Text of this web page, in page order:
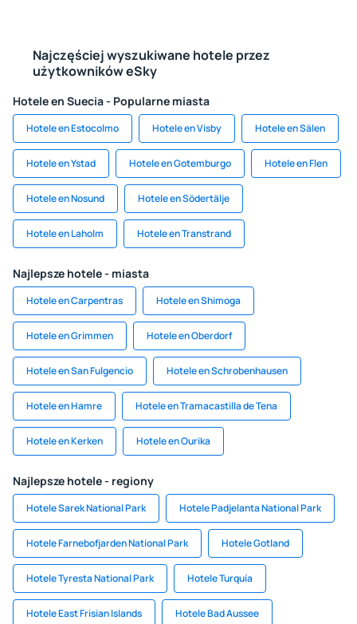
Najczęściej wyszukiwane hotele przez
użytkowników eSky
Hotele en Suecia - Popularne miasta
Hotele en Estocolmo Hotele en Visby Hotele en Sälen
Hotele en Ystad Hotele en Gotemburgo Hotele en Flen
Hotele en Nosund Hotele en Södertälje
Hotele en Laholm Hotele en Transtrand
Najlepsze hotele - miasta
Hotele en Carpentras Hotele en Shimoga
Hotele en Grimmen Hotele en Oberdorf
Hotele en San Fulgencio Hotele en Schrobenhausen
Hotele en Hamre Hotele en Tramacastilla de Tena
Hotele en Kerken Hotele en Ourika
Najlepsze hotele - regiony
Hotele Sarek National Park Hotele Padjelanta National Park
Hotele Farnebofjarden National Park Hotele Gotland
Hotele Tyresta National Park Hotele Turquía
Hotele East Frisian Islands Hotele Bad Aussee